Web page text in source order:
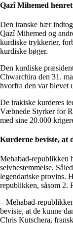
Qazî Mihemed
Den iranske hær
Qazî Mihemed og
kurdiske trykkerier,
kurdiske bøger.
Den kurdiske
Chwarchira den 31.
hvorfra den var blevet
De irakiske kurderes
Væbnede Styrker for
med sine 20.000
Kurderne beviste, at
Mehabad-republikken
selvbestemmelse.
legendariske provins.
republikken, såsom 2.
– Mehabad-
beviste, at de kunne
Chris Kutschera,